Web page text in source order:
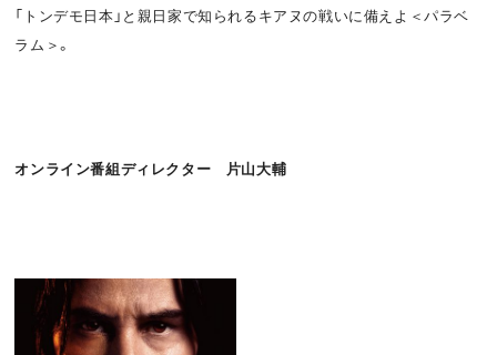
「トンデモ日本」と親日家で知られるキアヌの戦いに備えよ＜パラベ
ラム＞。
オンライン番組ディレクター 片山大輔